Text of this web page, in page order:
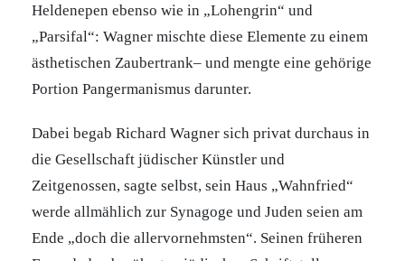
Heldenepen ebenso wie in „Lohengrin“ und
„Parsifal“: Wagner mischte diese Elemente zu einem
ästhetischen Zaubertrank– und mengte eine gehörige
Portion Pangermanismus darunter.
Dabei begab Richard Wagner sich privat durchaus in
die Gesellschaft jüdischer Künstler und
Zeitgenossen, sagte selbst, sein Haus „Wahnfried“
werde allmählich zur Synagoge und Juden seien am
Ende „doch die allervornehmsten“. Seinen früheren